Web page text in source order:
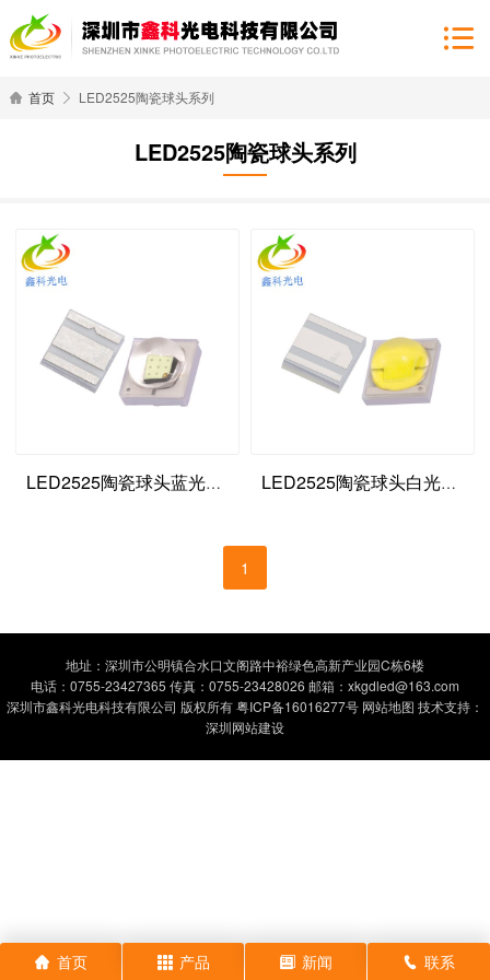
首页 LED2525陶瓷球头系列
LED2525陶瓷球头系列
LED2525陶瓷球头蓝光灯珠 LED2525陶瓷球头白光灯珠
1
地址：深圳市公明镇合水口文阁路中裕绿色高新产业园C栋6楼
电话：0755-23427365 传真：0755-23428026 邮箱：xkgdled@163.com
深圳市鑫科光电科技有限公司 版权所有粤ICP备16016277号 网站地图 技术支持：
深圳网站建设
首页 产品 新闻 联系